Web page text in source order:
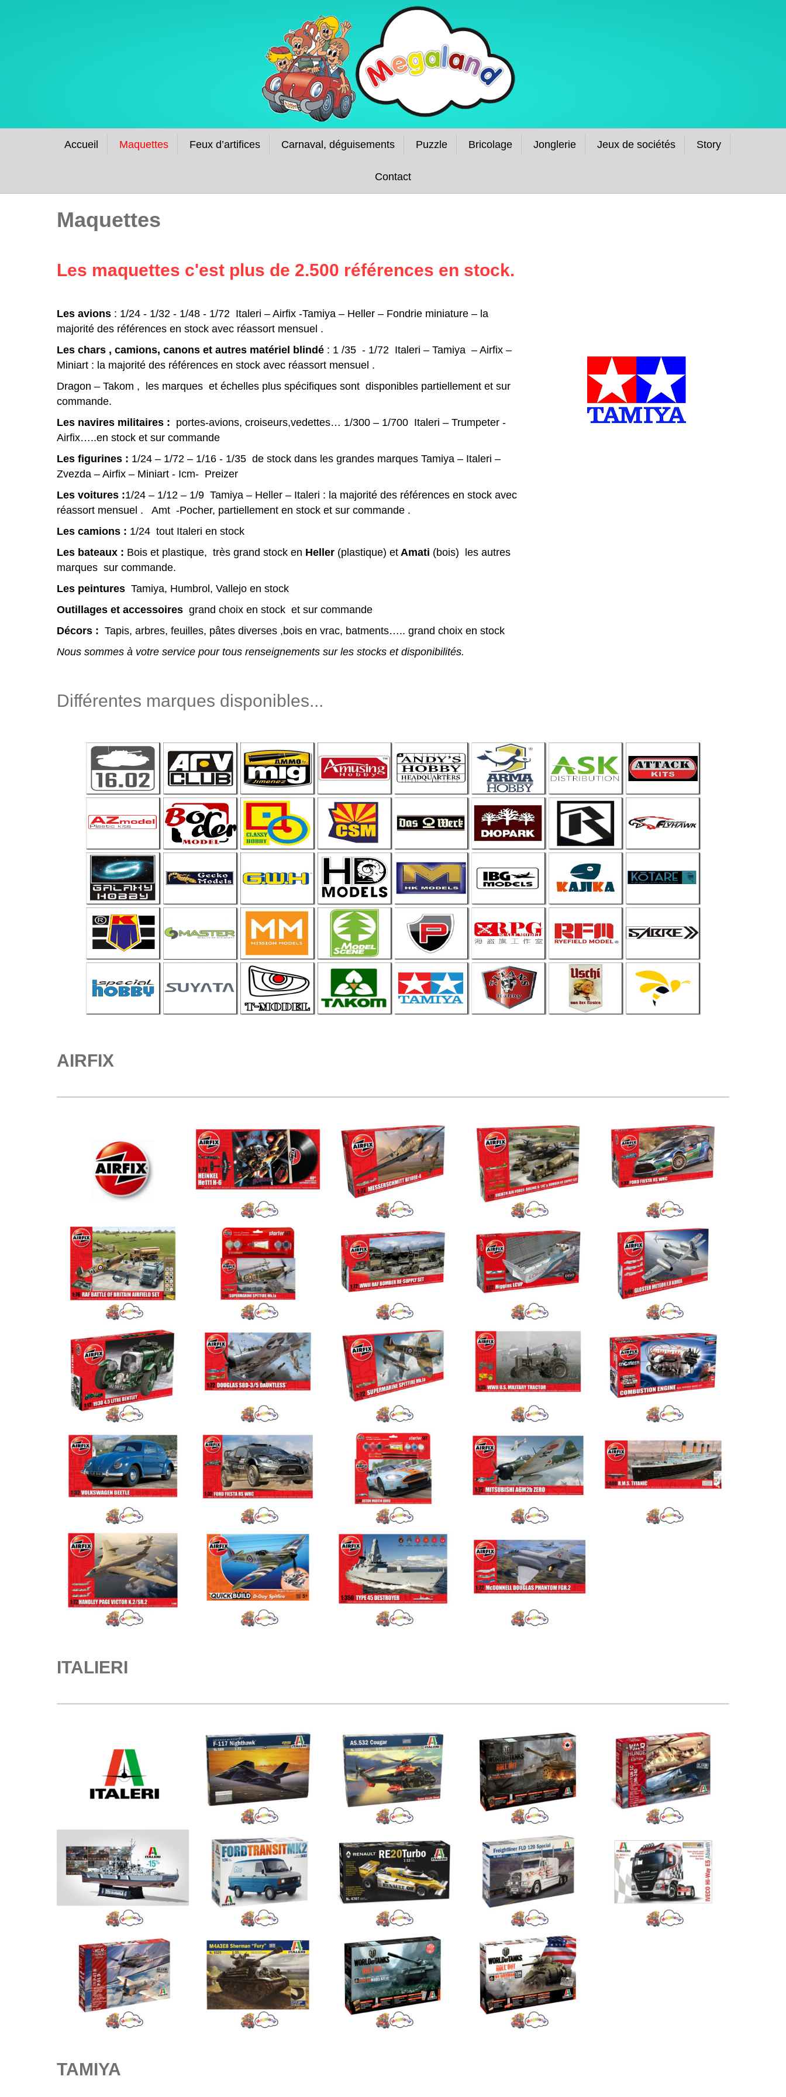
Accueil Maquettes Feux d’artifices Carnaval, déguisements Puzzle Bricolage Jonglerie Jeux de sociétés Story
Contact
Maquettes
Les maquettes c'est plus de 2.500 références en stock.
Les avions : 1/24 - 1/32 - 1/48 - 1/72 Italeri – Airfix -Tamiya – Heller – Fondrie miniature – la
majorité des références en stock avec réassort mensuel .
Les chars , camions, canons et autres matériel blindé : 1 /35 - 1/72 Italeri – Tamiya – Airfix –
Miniart : la majorité des références en stock avec réassort mensuel .
Dragon – Takom , les marques et échelles plus spécifiques sont disponibles partiellement et sur
commande.
Les navires militaires : portes-avions, croiseurs,vedettes… 1/300 – 1/700 Italeri – Trumpeter -
Airfix…..en stock et sur commande
Les figurines : 1/24 – 1/72 – 1/16 - 1/35 de stock dans les grandes marques Tamiya – Italeri –
Zvezda – Airfix – Miniart - Icm- Preizer
Les voitures :1/24 – 1/12 – 1/9 Tamiya – Heller – Italeri : la majorité des références en stock avec
réassort mensuel . Amt -Pocher, partiellement en stock et sur commande .
Les camions : 1/24 tout Italeri en stock
Les bateaux : Bois et plastique, très grand stock en Heller (plastique) et Amati (bois)
les autres
marques sur commande.
Les peintures Tamiya, Humbrol, Vallejo en stock
Outillages et accessoires grand choix en stock et sur commande
Décors : Tapis, arbres, feuilles, pâtes diverses ,bois en vrac, batments….. grand choix en stock
Nous sommes à votre service pour tous renseignements sur les stocks et disponibilités.
Différentes marques disponibles...
AIRFIX
ITALIERI
TAMIYA